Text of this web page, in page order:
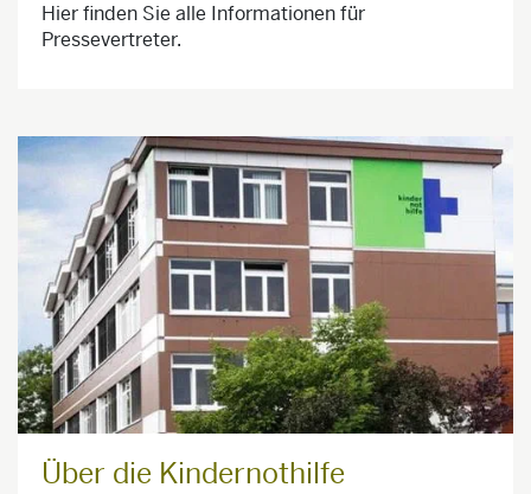
Hier finden Sie alle Informationen für
Pressevertreter.
Über die Kindernothilfe